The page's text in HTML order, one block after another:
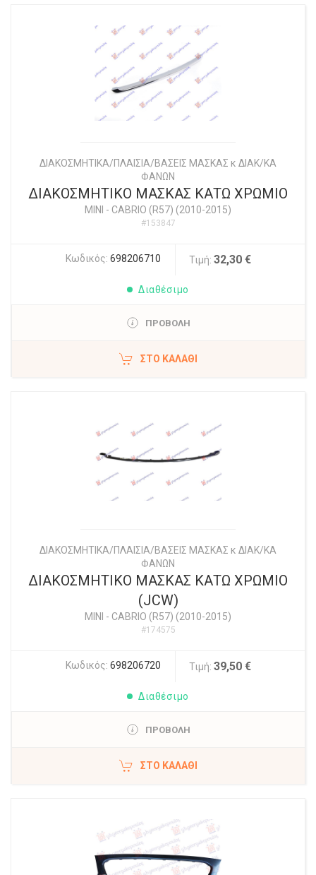
ΔΙΑΚΟΣΜΗΤΙΚΑ/ΠΛΑΙΣΙΑ/ΒΑΣΕΙΣ ΜΑΣΚΑΣ κ ΔΙΑΚ/ΚΑ
ΦΑΝΩΝ
ΔΙΑΚΟΣΜΗΤΙΚΟ ΜΑΣΚΑΣ ΚΑΤΩ ΧΡΩΜΙΟ
MINI - CABRIO (R57) (2010-2015)
#153847
Κωδικός: 698206710 Τιμή: 32,30 €
Διαθέσιμο
ΠΡΟΒΟΛΗ
ΣΤΟ ΚΑΛΆΘΙ
ΔΙΑΚΟΣΜΗΤΙΚΑ/ΠΛΑΙΣΙΑ/ΒΑΣΕΙΣ ΜΑΣΚΑΣ κ ΔΙΑΚ/ΚΑ
ΦΑΝΩΝ
ΔΙΑΚΟΣΜΗΤΙΚΟ ΜΑΣΚΑΣ ΚΑΤΩ ΧΡΩΜΙΟ
(JCW)
MINI - CABRIO (R57) (2010-2015)
#174575
Κωδικός: 698206720 Τιμή: 39,50 €
Διαθέσιμο
ΠΡΟΒΟΛΗ
ΣΤΟ ΚΑΛΆΘΙ